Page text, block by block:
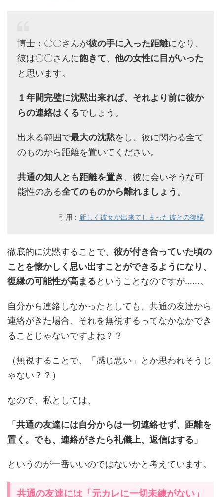
博士：〇〇さんが彼の手に入った距離になり、
彼は〇〇さんに飽きて、 他の女性に目がいった
と思います。
１年間完璧に沈黙出来れば、それより前に彼か
らの連絡はくるでしょう。
出来る範囲で最大の沈黙をし、彼に関わる全て
のものから距離を置いてください。
共通の知人とも距離を置き 、彼に会いそうな可
能性のある全てのものから離れましょう 。
引用： 新しく彼女が出来てしまった彼との復縁
徹底的に沈黙することで、 彼が付き合っていた頃の
ことを懐かしく思い出すことができるようになり、
復縁の可能性が高まるということなのですが……。
自分から連絡しなかったとしても、共通の友達から
連絡がきた場合、それを無視するってなかなかでき
ることじゃないですよね？？
（無視することで、「感じ悪い」とか思われそうじ
ゃない？？）
なので、私としては、
「共通の友達には自分からは一切連絡せず、距離を
置く。でも、連絡がきたら礼儀上、返信はする 」
というのが一番いいのではないかと考えています。
共通の友達には「元カレに一切未練がない」